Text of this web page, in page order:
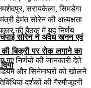
सोरेन ने अवैध खनन एवं
बिक्री पर रोक लगाने का
सरायकेला, सिमडेगा
हेमंत सोरेन की अध्यक्षता
की बैठक में यह निर्णय
गए निर्णयों की जानकारी देते
और सिनेमाघरों को खोलने
दर्शकों की गैरमौजूदगी